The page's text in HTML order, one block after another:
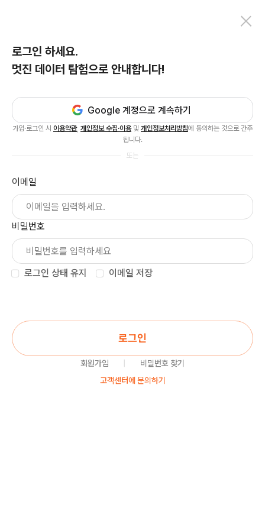
로그인 하세요.
멋진 데이터 탐험으로 안내합니다!
Google 계정으로 계속하기
가입·로그인 시 이용약관, 개인정보 수집·이용및 개인정보처리방침에 동의하는 것으로 간주
됩니다.
또는
이메일
비밀번호
로그인 상태 유지 이메일 저장
로그인
회원가입
비밀번호 찾기
고객센터에 문의하기